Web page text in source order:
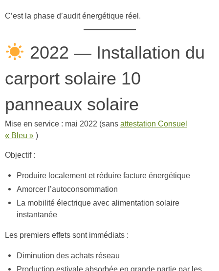
C’est la phase d’audit énergétique réel.
2022 — Installation du
carport solaire 10
panneaux solaire
Mise en service : mai 2022 (sans attestation Consuel
« Bleu » )
Objectif :
Produire localement et réduire facture énergétique
Amorcer l’autoconsommation
La mobilité électrique avec alimentation solaire
instantanée
Les premiers effets sont immédiats :
Diminution des achats réseau